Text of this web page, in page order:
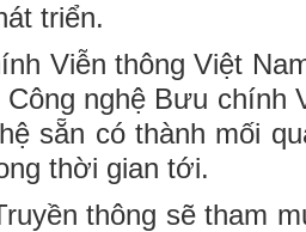
triển.
Viễn thông Việt
nghệ Bưu chính
sẵn có thành mối
thời gian tới.
thông sẽ tham